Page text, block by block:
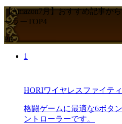
【Amazon7月】おすすめ記事か
ーラーTOP4
PR
1
HORIワイヤレスファイテ
格闘ゲームに最適な6ボタ
ントローラーです。